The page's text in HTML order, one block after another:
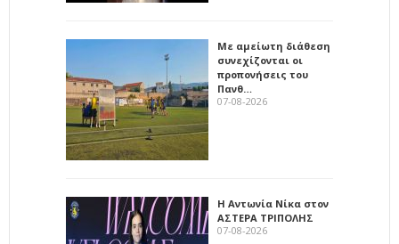
Με αμείωτη διάθεση
συνεχίζονται οι
προπονήσεις του
Πανθ…
07-08-2026
Η Αντωνία Νίκα στον
ΑΣΤΕΡΑ ΤΡΙΠΟΛΗΣ
07-08-2026